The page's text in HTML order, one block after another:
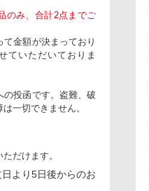
のみ、合計2点までご
金額が決まっており
ていただいておりま
の投函です。盗難、破
一切できません。
だけます。
より5日後からのお